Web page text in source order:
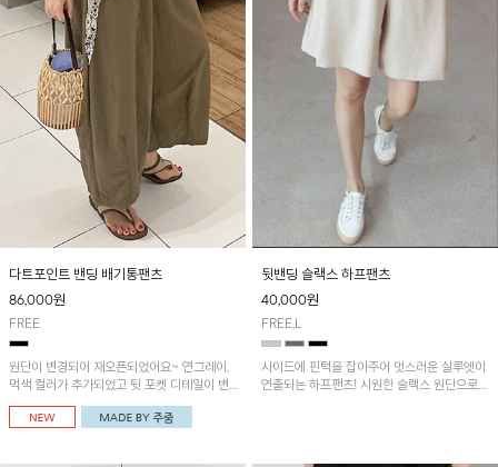
다트포인트 밴딩 배기통팬츠
86,000원
FREE
원단이 변경되어 재오픈되었어요~ 연그레이,
먹색 컬러가 추가되었고 뒷 포켓 디테일이 변
경되었습니다~가볍고 시원하게 착용되는 배
기통팬츠! 허리밴딩과 여유로운 통으로 편안해
뒷밴딩 슬랙스 하프팬츠
40,000원
FREE,L
사이드에 핀턱을 잡아주어 멋스러운 실루엣이
연출되는 하프팬츠! 시원한 슬랙스 원단으로